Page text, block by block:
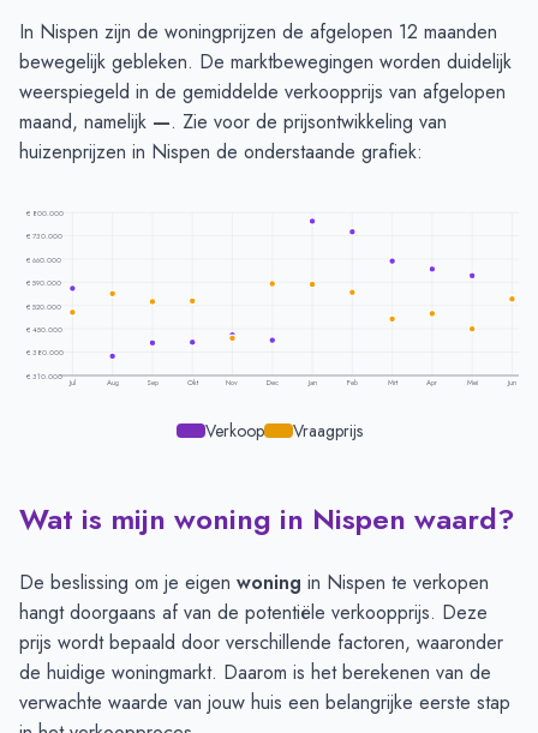
Verkoopprijs in euro's
In Nispen zijn de woningprijzen de afgelopen 12 maanden
bewegelijk gebleken. De marktbewegingen worden duidelijk
weerspiegeld in de gemiddelde verkoopprijs van afgelopen
maand, namelijk —. Zie voor de prijsontwikkeling van
huizenprijzen in Nispen de onderstaande grafiek:
€ 800.000
€ 730.000
€ 660.000
€ 590.000
€ 520.000
€ 450.000
€ 380.000
€ 310.000
Jul Aug Sep Okt Nov Dec Jan Feb Mrt Apr Mei Jun
Verkoop Vraagprijs
Prijsontwikkeling per maand -Nispen
Vraagprijs
Verkoopprijs
Juli
€ 500.000€ 572.500
Augustus
€ 556.600 € 367.500
September € 531.400 € 407.750
Oktober
€ 533.666 € 410.666
November € 423.000 € 432.250
Wat is mijn woning in Nispen waard?
De beslissing om je eigen woning in Nispen te verkopen
hangt doorgaans af van de potentiële verkoopprijs. Deze
prijs wordt bepaald door verschillende factoren, waaronder
de huidige woningmarkt. Daarom is het berekenen van de
verwachte waarde van jouw huis een belangrijke eerste stap